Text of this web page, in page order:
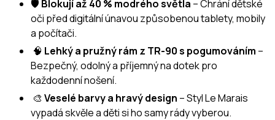
🛡️ Blokují až 40 % modrého světla – Chrání dětské
oči před digitální únavou způsobenou tablety, mobily
a počítači.
🧠 Lehký a pružný rám z TR-90 s pogumováním –
Bezpečný, odolný a příjemný na dotek pro
každodenní nošení.
🎨 Veselé barvy a hravý design – Styl Le Marais
vypadá skvěle a děti si ho samy rády vyberou.